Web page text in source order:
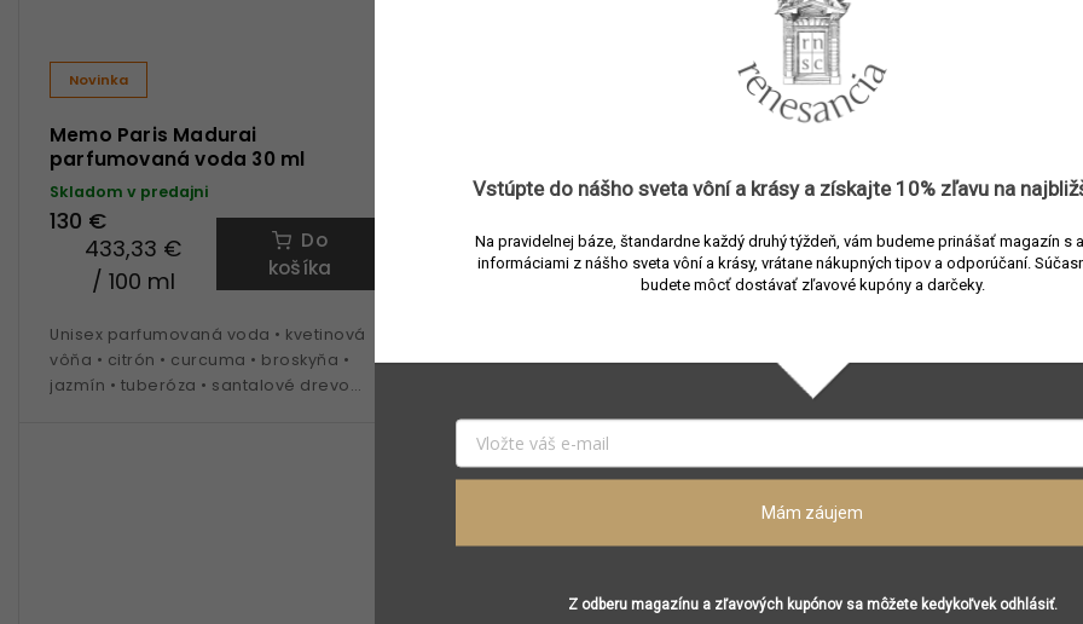
Novinka
Memo Paris Madurai
parfumovaná voda 30 ml
Skladom v predajni
130 €
433,33 €
/ 100 ml
Do
košíka
Unisex parfumovaná voda • kvetinová
vôňa • citrón • curcuma • broskyňa •
jazmín • tuberóza • santalové drevo
Skladom v predajni
255 €
340 € / 100 ml
Do
košíka
Novinka
Skladom v predajni
433,33 €
/ 100 ml
vôňa • mandarínka •
Vstúpte do nášho sveta vôní a krásy a získajte 10% zľavu na
Na pravidelnej báze, štandardne každý druhý týždeň, vám budeme prinášať magazín s
informáciami z nášho sveta vôní a krásy, vrátane nákupných tipov a odporúčaní.
budete môcť dostávať zľavové kupóny a darčeky.
Mám záujem
Z odberu magazínu a zľavových kupónov sa môžete kedykoľvek odhlásiť.